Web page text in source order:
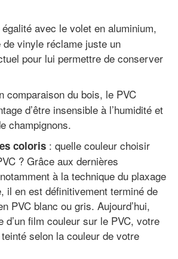
avec le volet en aluminium,
vinyle réclame juste un
pour lui permettre de conserver
comparaison du bois, le PVC
d’être insensible à l’humidité et
champignons.
coloris : quelle couleur choisir
? Grâce aux dernières
à la technique du plaxage
il en est définitivement terminé de
PVC blanc ou gris. Aujourd’hui,
d’un film couleur sur le PVC, votre
selon la couleur de votre